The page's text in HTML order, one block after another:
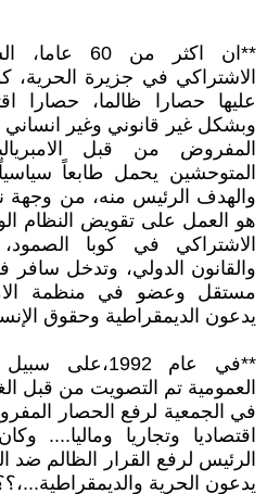
**ان اكثر من
الاشتراكي في جزيرة الحرية،
عليها حصارا ظالما، حصارا
وبشكل غير قانوني وغير انساني
المفروض من قبل
المتوحشين يحمل طابعاً سياسياً
والهدف الرئيس منه، من وجهة
هو العمل على تقويض النظام
الاشتراكي في كوبا
والقانون الدولي، وتدخل سافر
مستقل وعضو في منظمة
يدعون الديمقراطية وحقوق
**في عام
العمومية تم التصويت من قبل
في الجمعية لرفع الحصار
اقتصاديا وتجاريا وماليا....
الرئيس لرفع القرار الظالم
يدعون الحرية